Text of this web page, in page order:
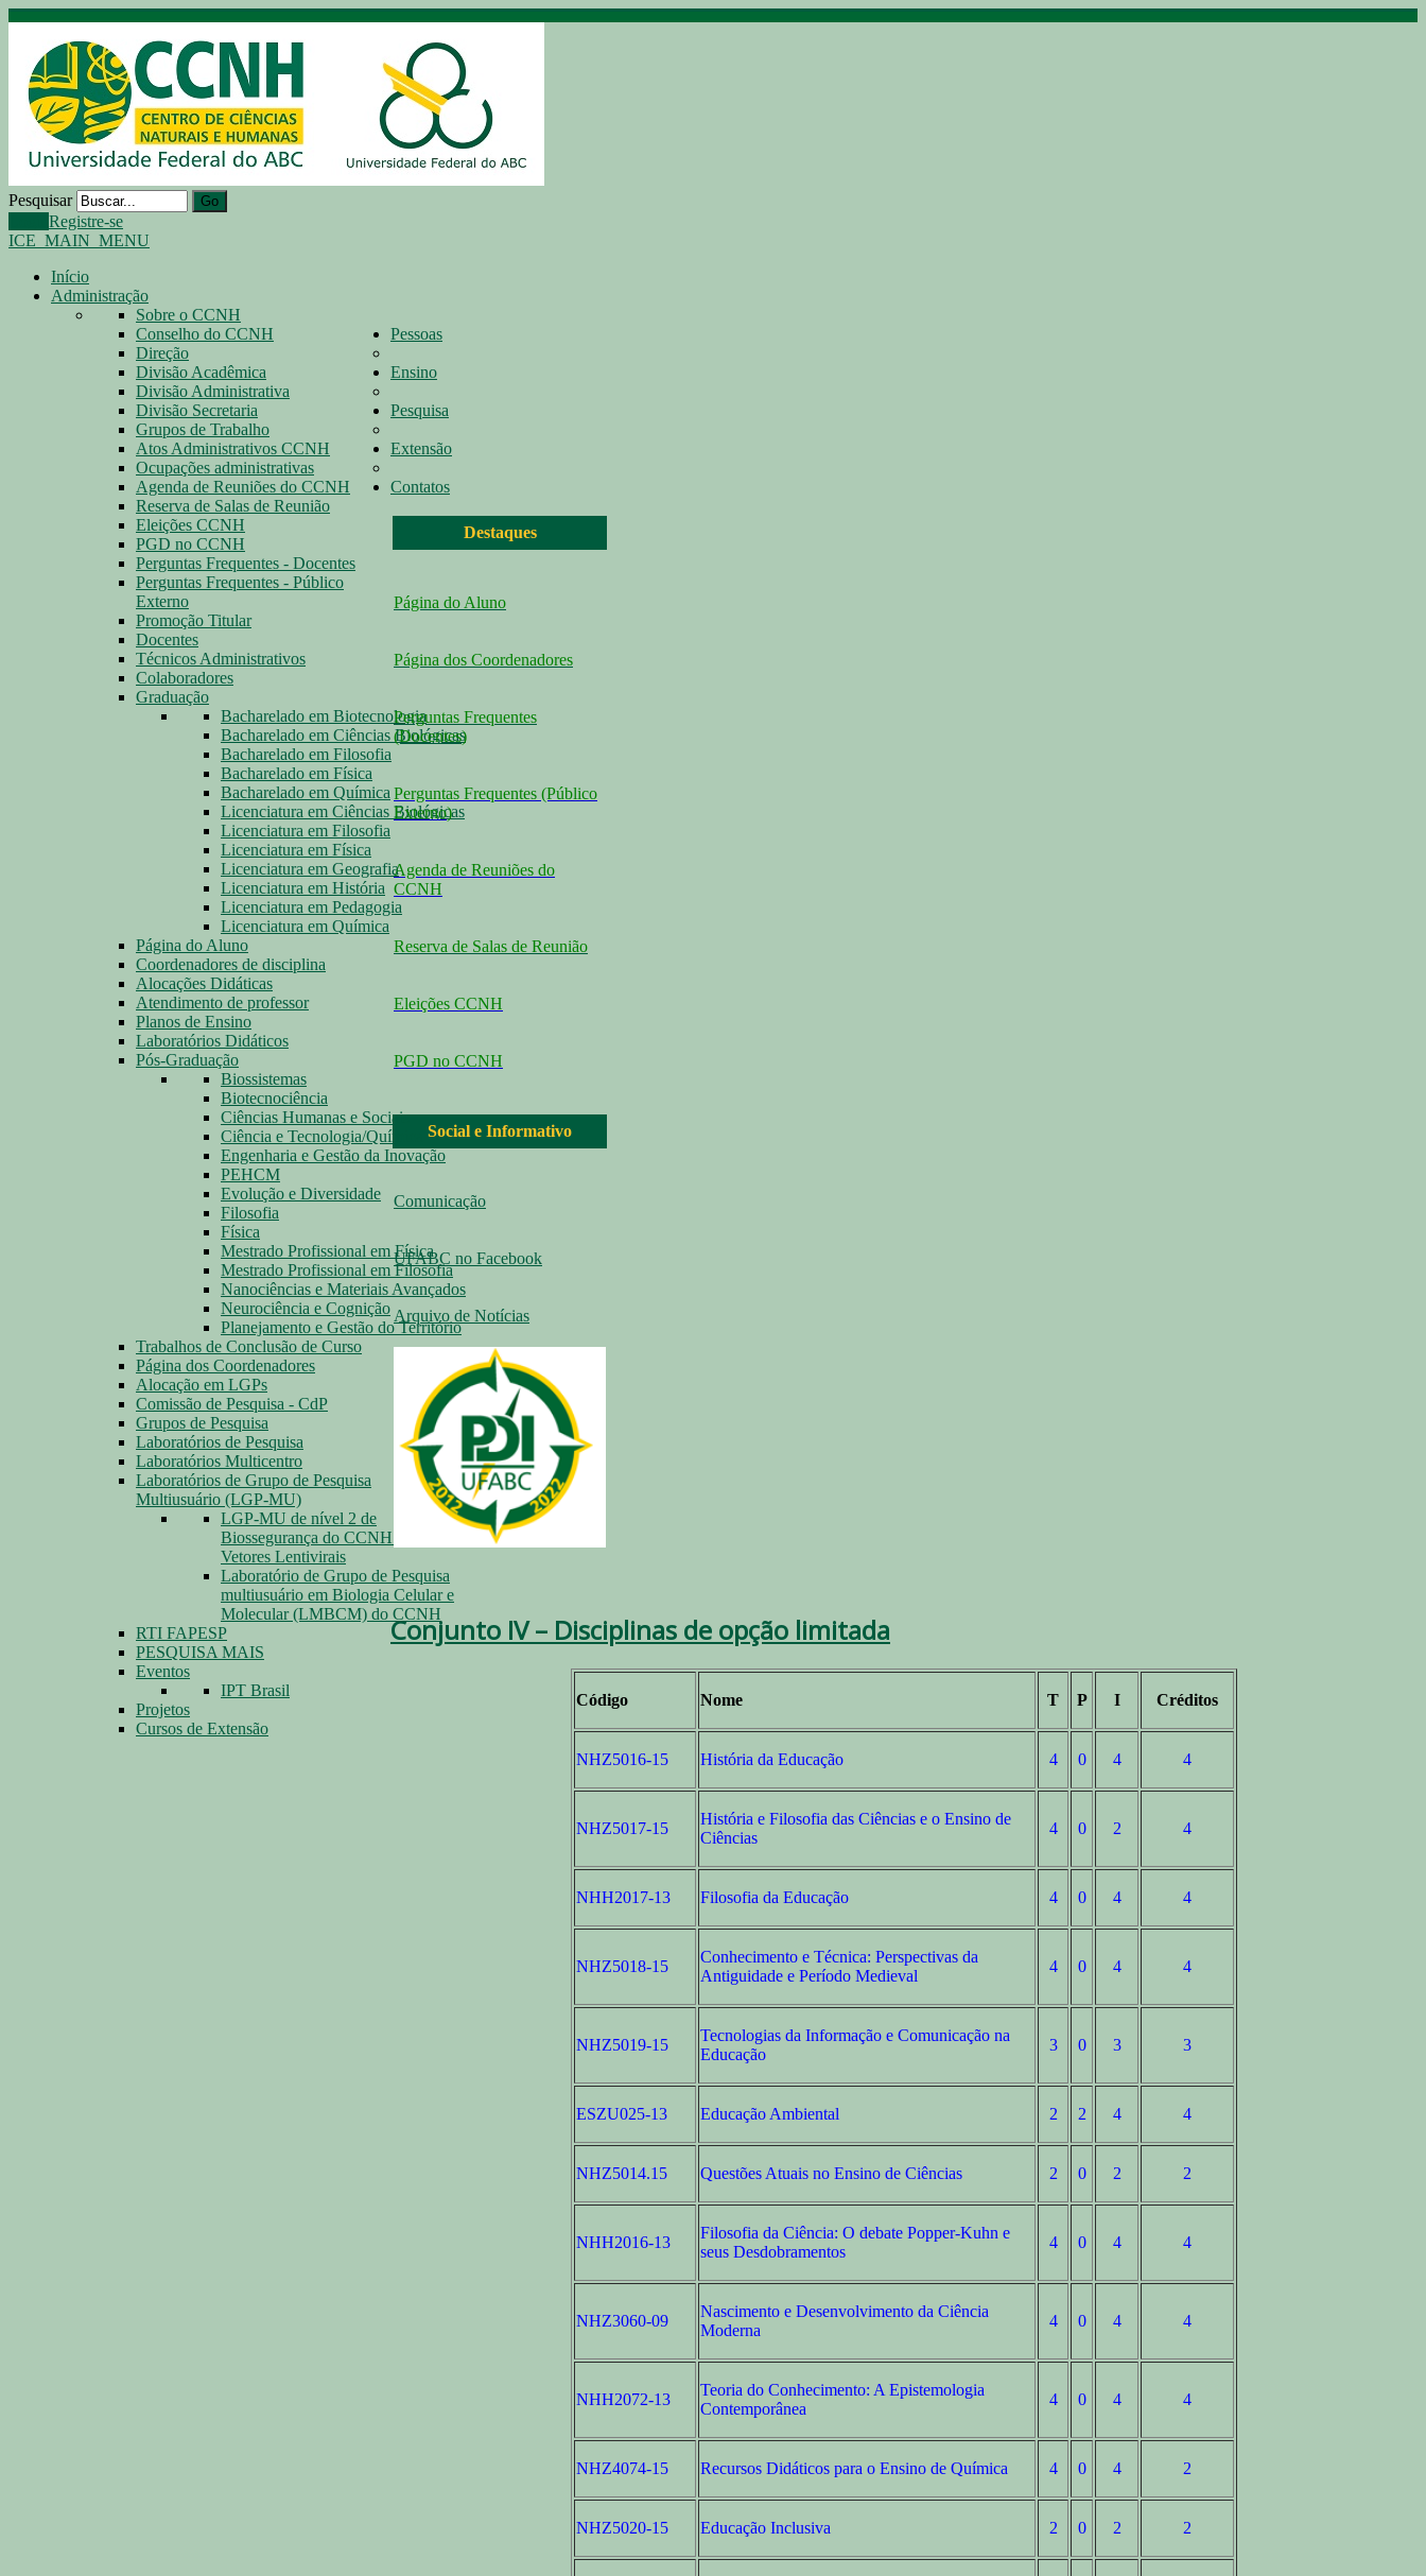
Pesquisar Go
Registre-se
ICE_MAIN_MENU
Início
Administração
Sobre o CCNH
Conselho do CCNH
Direção
Divisão Acadêmica
Divisão Administrativa
Divisão Secretaria
Grupos de Trabalho
Atos Administrativos CCNH
Ocupações administrativas
Agenda de Reuniões do CCNH
Reserva de Salas de Reunião
Eleições CCNH
PGD no CCNH
Perguntas Frequentes - Docentes
Perguntas Frequentes - Público
Externo
Promoção Titular
Pessoas
Docentes
Técnicos Administrativos
Colaboradores
Ensino
Graduação
Bacharelado em Biotecnologia
Bacharelado em Ciências Biológicas
Bacharelado em Filosofia
Bacharelado em Física
Bacharelado em Química
Licenciatura em Ciências Biológicas
Licenciatura em Filosofia
Licenciatura em Física
Licenciatura em Geografia
Licenciatura em História
Licenciatura em Pedagogia
Licenciatura em Química
Página do Aluno
Coordenadores de disciplina
Alocações Didáticas
Atendimento de professor
Planos de Ensino
Laboratórios Didáticos
Pós-Graduação
Biossistemas
Biotecnociência
Ciências Humanas e Sociais
Ciência e Tecnologia/Química
Engenharia e Gestão da Inovação
PEHCM
Evolução e Diversidade
Filosofia
Física
Mestrado Profissional em Física
Mestrado Profissional em Filosofia
Nanociências e Materiais Avançados
Neurociência e Cognição
Planejamento e Gestão do Território
Trabalhos de Conclusão de Curso
Página dos Coordenadores
Pesquisa
Alocação em LGPs
Comissão de Pesquisa - CdP
Grupos de Pesquisa
Laboratórios de Pesquisa
Laboratórios Multicentro
Laboratórios de Grupo de Pesquisa
Multiusuário (LGP-MU)
LGP-MU de nível 2 de
Biossegurança do CCNH para
Vetores Lentivirais
Laboratório de Grupo de Pesquisa
multiusuário em Biologia Celular e
Molecular (LMBCM) do CCNH
RTI FAPESP
PESQUISA MAIS
Extensão
Eventos
IPT Brasil
Projetos
Cursos de Extensão
Contatos
Destaques
Página do Aluno
Página dos Coordenadores
Perguntas Frequentes
(Docentes)
Perguntas Frequentes (Público
Externo)
Agenda de Reuniões do
CCNH
Reserva de Salas de Reunião
Eleições CCNH
PGD no CCNH
Social e Informativo
Comunicação
UFABC no Facebook
Arquivo de Notícias
Conjunto IV – Disciplinas de opção limitada
Código Nome T P I Créditos
NHZ5016-15 História da Educação 4 0 4 4
NHZ5017-15
História e Filosofia das Ciências e o Ensino de
Ciências
4 0 2 4
NHH2017-13 Filosofia da Educação 4 0 4 4
NHZ5018-15
Conhecimento e Técnica: Perspectivas da
Antiguidade e Período Medieval
4 0 4 4
NHZ5019-15
Tecnologias da Informação e Comunicação na
Educação
3 0 3 3
ESZU025-13 Educação Ambiental 2 2 4 4
NHZ5014.15 Questões Atuais no Ensino de Ciências 2 0 2 2
NHH2016-13
Filosofia da Ciência: O debate Popper-Kuhn e
seus Desdobramentos
4 0 4 4
NHZ3060-09
Nascimento e Desenvolvimento da Ciência
Moderna
4 0 4 4
NHH2072-13
Teoria do Conhecimento: A Epistemologia
Contemporânea
4 0 4 4
NHZ4074-15 Recursos Didáticos para o Ensino de Química 4 0 4 2
NHZ5020-15 Educação Inclusiva 2 0 2 2